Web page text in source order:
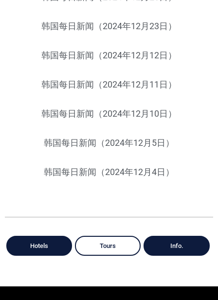
韩国每日新闻（2024年12月23日）
韩国每日新闻（2024年12月12日）
韩国每日新闻（2024年12月11日）
韩国每日新闻（2024年12月10日）
韩国每日新闻（2024年12月5日）
韩国每日新闻（2024年12月4日）
Hotels Tours Info.